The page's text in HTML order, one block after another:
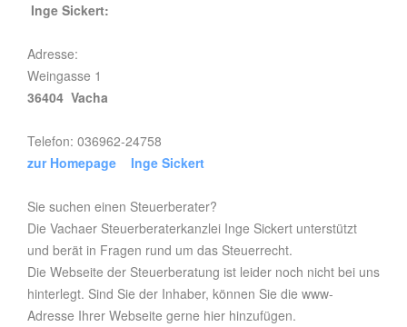
Inge Sickert:
Adresse:
Weingasse 1
36404 Vacha
Telefon: 036962-24758
zur Homepage Inge Sickert
Sie suchen einen Steuerberater?
Die Vachaer Steuerberaterkanzlei Inge Sickert unterstützt
und berät in Fragen rund um das Steuerrecht.
Die Webseite der Steuerberatung ist leider noch nicht bei uns
hinterlegt. Sind Sie der Inhaber, können Sie die www-
Adresse Ihrer Webseite gerne hier hinzufügen.